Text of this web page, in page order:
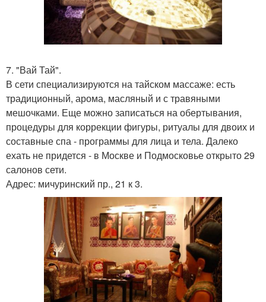
7. "Вай Тай".
В сети специализируются на тайском массаже: есть
традиционный, арома, масляный и с травяными
мешочками. Еще можно записаться на обертывания,
процедуры для коррекции фигуры, ритуалы для двоих и
составные спа - программы для лица и тела. Далеко
ехать не придется - в Москве и Подмосковье открыто 29
салонов сети.
Адрес: мичуринский пр., 21 к 3.